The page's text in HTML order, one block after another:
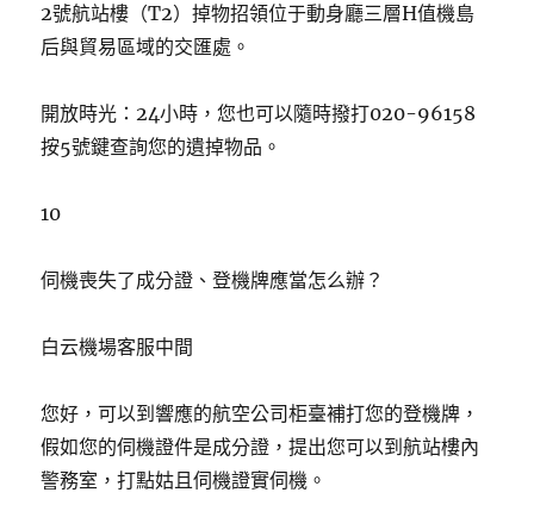
2號航站樓（T2）掉物招領位于動身廳三層H值機島
后與貿易區域的交匯處。
開放時光：24小時，您也可以隨時撥打020-96158
按5號鍵查詢您的遺掉物品。
10
伺機喪失了成分證、登機牌應當怎么辦？
白云機場客服中間
您好，可以到響應的航空公司柜臺補打您的登機牌，
假如您的伺機證件是成分證，提出您可以到航站樓內
警務室，打點姑且伺機證實伺機。